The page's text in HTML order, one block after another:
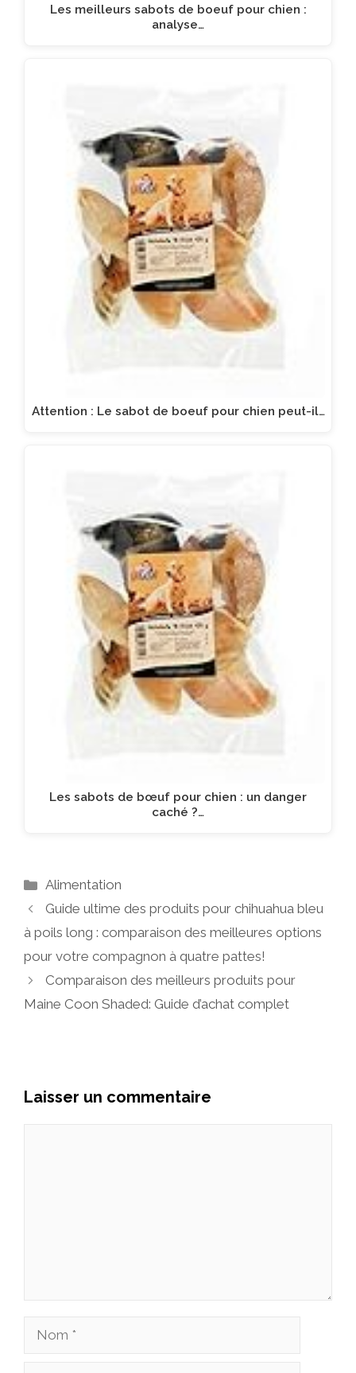
Les meilleurs sabots de boeuf pour chien :
analyse…
Attention : Le sabot de boeuf pour chien peut-il…
Les sabots de bœuf pour chien : un danger
caché ?…
Catégories
Alimentation
Guide ultime des produits pour chihuahua bleu
à poils long : comparaison des meilleures options
pour votre compagnon à quatre pattes!
Comparaison des meilleurs produits pour
Maine Coon Shaded: Guide d’achat complet
Laisser un commentaire
Nom